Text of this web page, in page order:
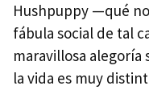
Hushpuppy —qué
fábula social de tal
maravillosa
la vida es muy